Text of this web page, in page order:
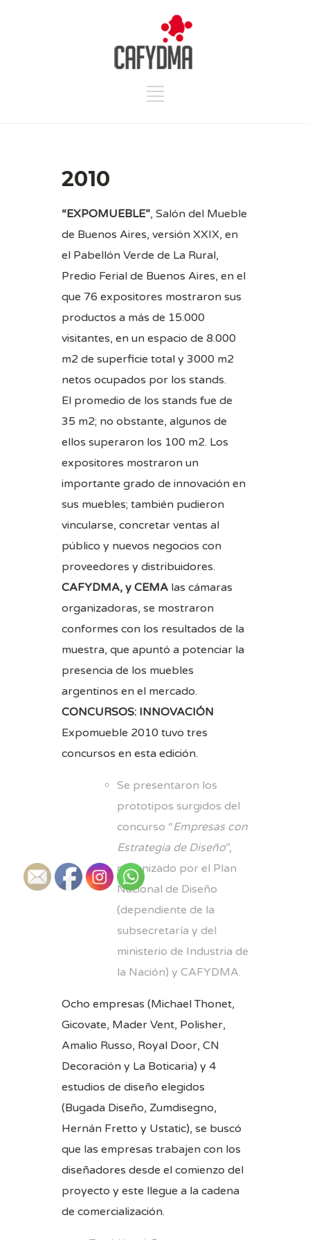
2010
“EXPOMUEBLE”, Salón del Mueble
de Buenos Aires, versión XXIX, en
el Pabellón Verde de La Rural,
Predio Ferial de Buenos Aires, en el
que 76 expositores mostraron sus
productos a más de 15.000
visitantes, en un espacio de 8.000
m2 de superficie total y 3000 m2
netos ocupados por los stands.
El promedio de los stands fue de
35 m2; no obstante, algunos de
ellos superaron los 100 m2. Los
expositores mostraron un
importante grado de innovación en
sus muebles; también pudieron
vincularse, concretar ventas al
público y nuevos negocios con
proveedores y distribuidores.
CAFYDMA, y CEMA las cámaras
organizadoras, se mostraron
conformes con los resultados de la
muestra, que apuntó a potenciar la
presencia de los muebles
argentinos en el mercado.
CONCURSOS: INNOVACIÓN
Expomueble 2010 tuvo tres
concursos en esta edición.
Se presentaron los
prototipos surgidos del
concurso “Empresas con
Estrategia de Diseño”,
organizado por el Plan
Nacional de Diseño
(dependiente de la
subsecretaría y del
ministerio de Industria de
la Nación) y CAFYDMA.
Ocho empresas (Michael Thonet,
Gicovate, Mader Vent, Polisher,
Amalio Russo, Royal Door, CN
Decoración y La Boticaria) y 4
estudios de diseño elegidos
(Bugada Diseño, Zumdisegno,
Hernán Fretto y Ustatic), se buscó
que las empresas trabajen con los
diseñadores desde el comienzo del
proyecto y este llegue a la cadena
de comercialización.